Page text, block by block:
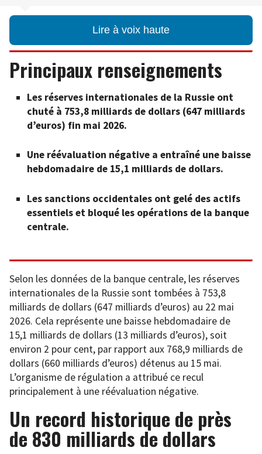
Lire à voix haute
Principaux renseignements
Les réserves internationales de la Russie ont
chuté à 753,8 milliards de dollars (647 milliards
d’euros) fin mai 2026.
Une réévaluation négative a entraîné une baisse
hebdomadaire de 15,1 milliards de dollars.
Les sanctions occidentales ont gelé des actifs
essentiels et bloqué les opérations de la banque
centrale.
Selon les données de la banque centrale, les réserves
internationales de la Russie sont tombées à 753,8
milliards de dollars (647 milliards d’euros) au 22 mai
2026. Cela représente une baisse hebdomadaire de
15,1 milliards de dollars (13 milliards d’euros), soit
environ 2 pour cent, par rapport aux 768,9 milliards de
dollars (660 milliards d’euros) détenus au 15 mai.
L’organisme de régulation a attribué ce recul
principalement à une réévaluation négative.
Un record historique de près
de 830 milliards de dollars